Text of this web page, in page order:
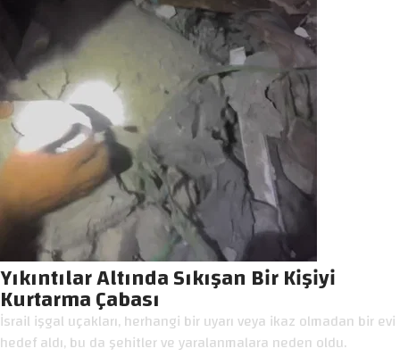
Yıkıntılar Altında Sıkışan Bir Kişiyi
Kurtarma Çabası
İsrail işgal uçakları, herhangi bir uyarı veya ikaz olmadan bir evi
hedef aldı, bu da şehitler ve yaralanmalara neden oldu.